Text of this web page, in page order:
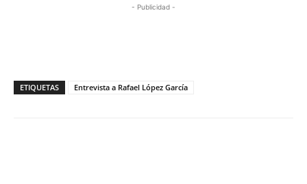
- Publicidad -
ETIQUETAS Entrevista a Rafael López García